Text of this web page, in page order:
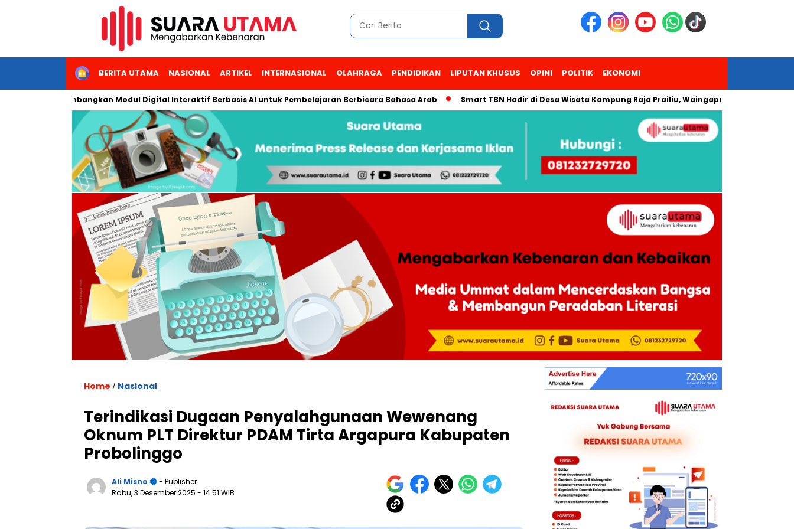
HOMEBERITA UTAMA NASIONAL ARTIKEL INTERNASIONAL OLAHRAGA PENDIDIKAN LIPUTAN KHUSUS OPINI POLITIK EKONOMI
Kembangkan Modul Digital Interaktif Berbasis AI untuk Pembelajaran Berbicara Bahasa Arab Smart TBN Hadir di Desa Wisata Kampung Raja Prailiu, Waingapu!
Home / Nasional
Terindikasi Dugaan Penyalahgunaan Wewenang
Oknum PLT Direktur PDAM Tirta Argapura Kabupaten
Probolinggo
Ali Misno
- Publisher
Rabu, 3 Desember 2025 - 14:51 WIB